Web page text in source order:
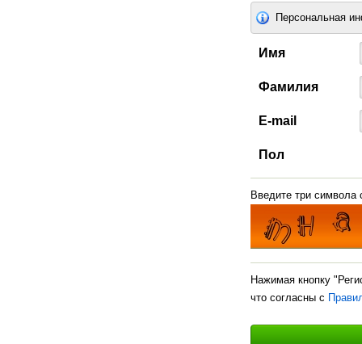
Персональная
Имя
Фамилия
E-mail
Пол
Введите три символа
Нажимая кнопку
что согласны с